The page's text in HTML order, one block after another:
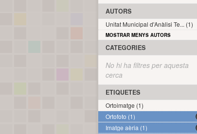
AUTORS
Unitat Municipal d'Anàlisi Te... (1)
MOSTRAR MENYS AUTORS
CATEGORIES
No hi ha filtres per aquesta
cerca
ETIQUETES
Ortoimatge (1)
Ortofoto (1)
Imatge aèria (1)